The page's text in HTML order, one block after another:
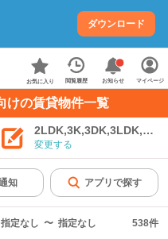
ダウンロード
お気に入り 閲覧履歴 お知らせ マイページ
けの賃貸物件一覧
変更する
知 アプリで探す
指定なし 〜 指定なし 538件